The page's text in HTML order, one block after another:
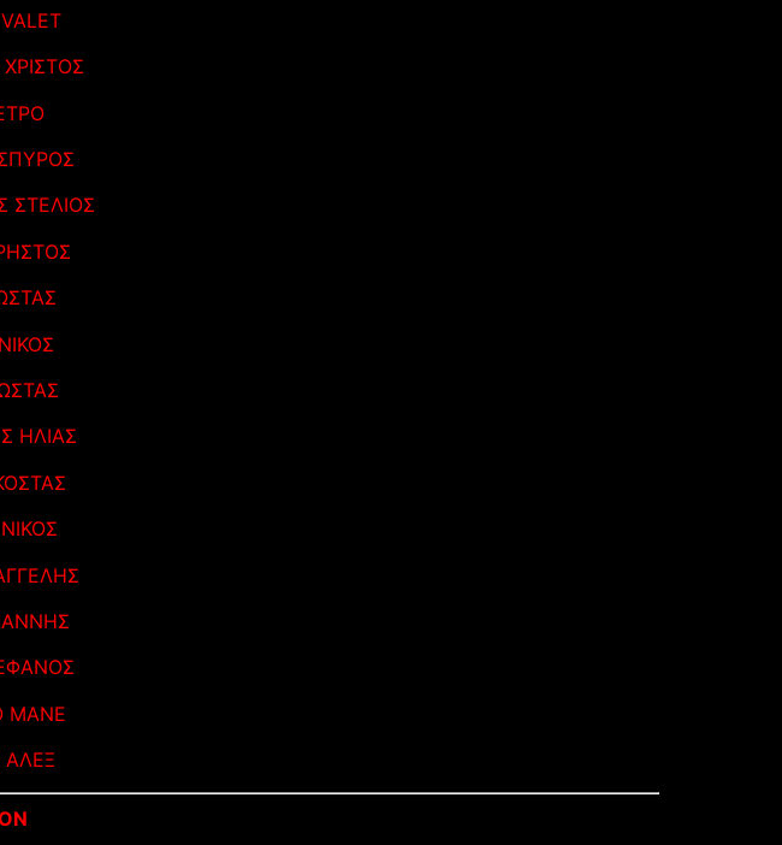
ΣΤΕΛΙΟΣ
ΗΛΙΑΣ
ΜΑΝΕ
ΑΛΕΞ